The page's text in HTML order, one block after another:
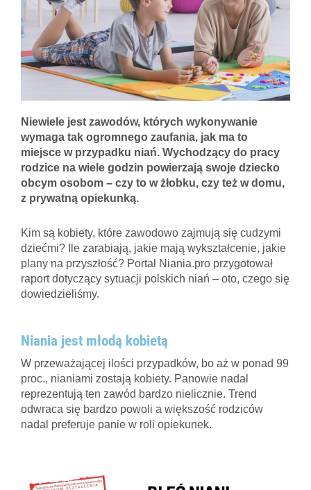
Niewiele jest zawodów, których wykonywanie
wymaga tak ogromnego zaufania, jak ma to
miejsce w przypadku niań. Wychodzący do pracy
rodzice na wiele godzin powierzają swoje dziecko
obcym osobom – czy to w żłobku, czy też w domu,
z prywatną opiekunką.
Kim są kobiety, które zawodowo zajmują się cudzymi
dziećmi? Ile zarabiają, jakie mają wykształcenie, jakie
plany na przyszłość? Portal Niania.pro przygotował
raport dotyczący sytuacji polskich niań – oto, czego się
dowiedzieliśmy.
Niania jest młodą kobietą
W przeważającej ilości przypadków, bo aż w ponad 99
proc., nianiami zostają kobiety. Panowie nadal
reprezentują ten zawód bardzo nielicznie. Trend
odwraca się bardzo powoli a większość rodziców
nadal preferuje panie w roli opiekunek.